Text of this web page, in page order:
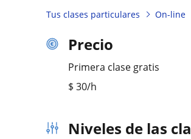
Tus clases particulares On-line
Precio
Primera clase gratis
$ 30/h
Niveles de las